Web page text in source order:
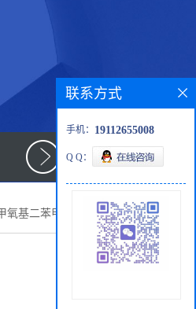
氧基二苯甲酮-5,5-二磺酸钠
联系方式
手机： 19112655008
Q Q：